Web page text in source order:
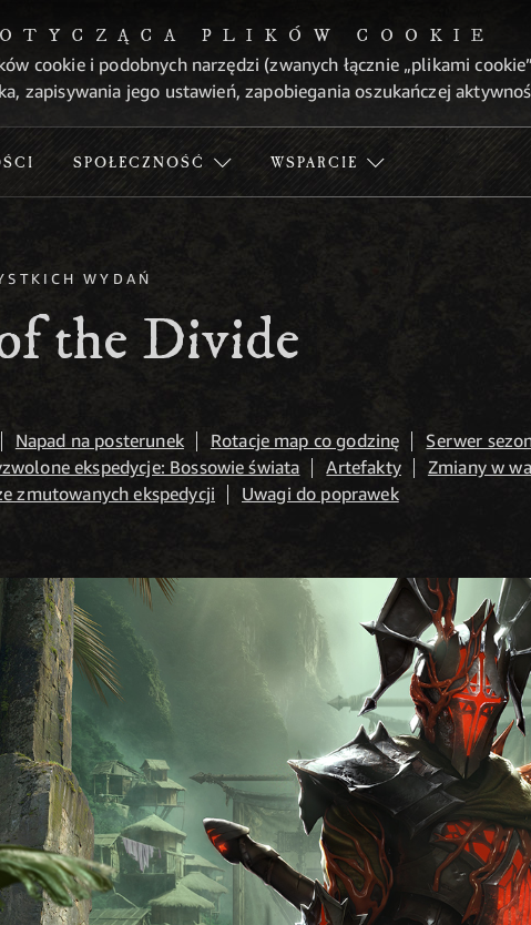
PLIKÓW COOKIE
cookie i podobnych narzędzi (zwanych łącznie „plikami
zapisywania jego ustawień, zapobiegania oszukańczej
SPOŁECZNOŚĆ WSPARCIE
WYDAŃ
the Divide
Napad na posterunek Rotacje map co godzinę Serwer
ekspedycje: Bossowie świata Artefakty Zmiany w
zmutowanych ekspedycji
Uwagi do poprawek